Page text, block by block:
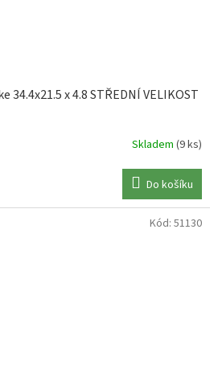
34.4x21.5 x 4.8 STŘEDNÍ VELIKOST
Skladem (9 ks)
Do košíku
Kód: 51130